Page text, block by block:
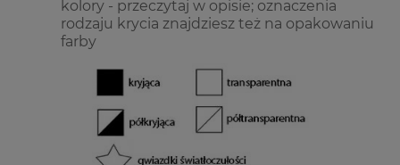
kolory - przeczytaj w opisie; oznaczenia
rodzaju krycia znajdziesz też na opakowaniu
farby